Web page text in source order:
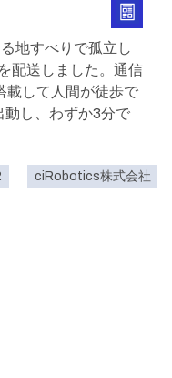
地すべりで孤立し
配送しました。通信
載して人間が徒歩で
動し、わずか3分で
ciRobotics株式会社